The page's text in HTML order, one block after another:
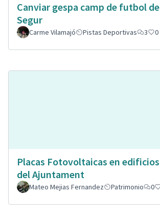
Canviar gespa camp de futbol de
Segur
Carme Vilamajó Pistas Deportivas 3 0
Placas Fotovoltaicas en edificios
del Ajuntament
Mateo Mejias Fernandez Patrimonio 0